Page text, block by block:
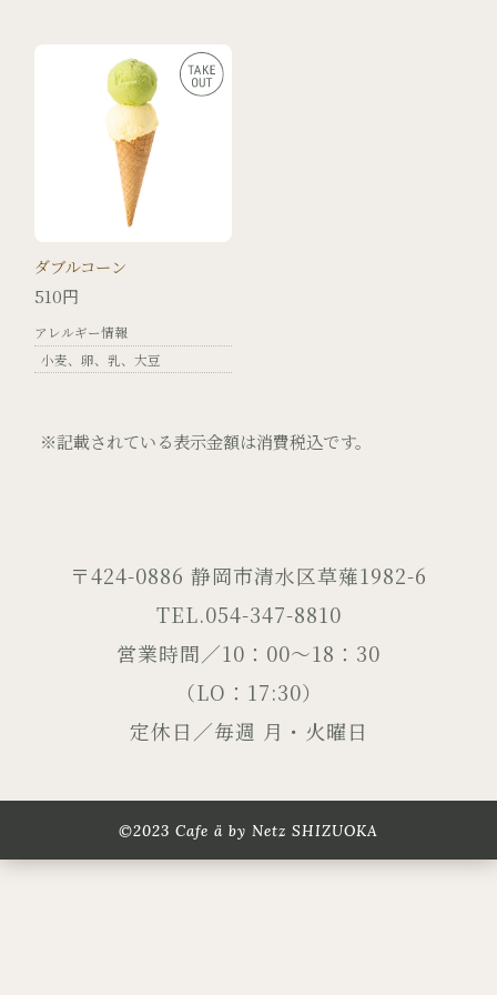
ダブルコーン
510円
アレルギー情報
小麦
卵 乳 大豆
※記載されている表示金額は消費税込です。
〒424-0886 静岡市清水区草薙1982-6
TEL.054-347-8810
営業時間／10：00～18：30
（LO：17:30）
定休日／毎週 月・火曜日
©2023 Cafe ä by Netz SHIZUOKA